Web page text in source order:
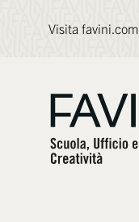
Visita favini.com